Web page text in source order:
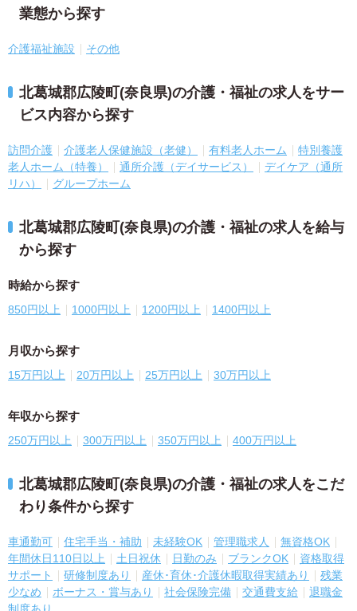
業態から探す
介護福祉施設 その他
北葛城郡広陵町(奈良県)の介護・福祉の求人をサー
ビス内容から探す
訪問介護 介護老人保健施設（老健） 有料老人ホーム
特別養護
老人ホーム（特養）
通所介護（デイサービス）
デイケア（通所
リハ）
グループホーム
北葛城郡広陵町(奈良県)の介護・福祉の求人を給与
から探す
時給から探す
850円以上 1000円以上 1200円以上 1400円以上
月収から探す
15万円以上 20万円以上 25万円以上 30万円以上
年収から探す
250万円以上 300万円以上 350万円以上 400万円以上
北葛城郡広陵町(奈良県)の介護・福祉の求人をこだ
わり条件から探す
車通勤可 住宅手当・補助 未経験OK 管理職求人
無資格OK
年間休日110日以上
土日祝休 日勤のみ ブランクOK
資格取得
サポート
研修制度あり 産休･育休･介護休暇取得実績あり
残業
少なめ
ボーナス・賞与あり 社会保険完備 交通費支給
退職金
制度あり